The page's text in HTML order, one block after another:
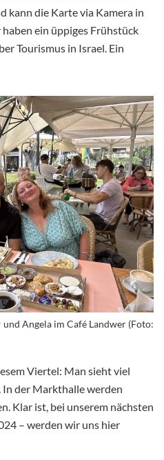
kann die Karte via Kamera in
ein üppiges Frühstück
Tourismus in Israel. Ein
und Angela im Café Landwer (Foto:
Viertel: Man sieht viel
In der Markthalle werden
Klar ist, bei unserem nächsten
– werden wir uns hier